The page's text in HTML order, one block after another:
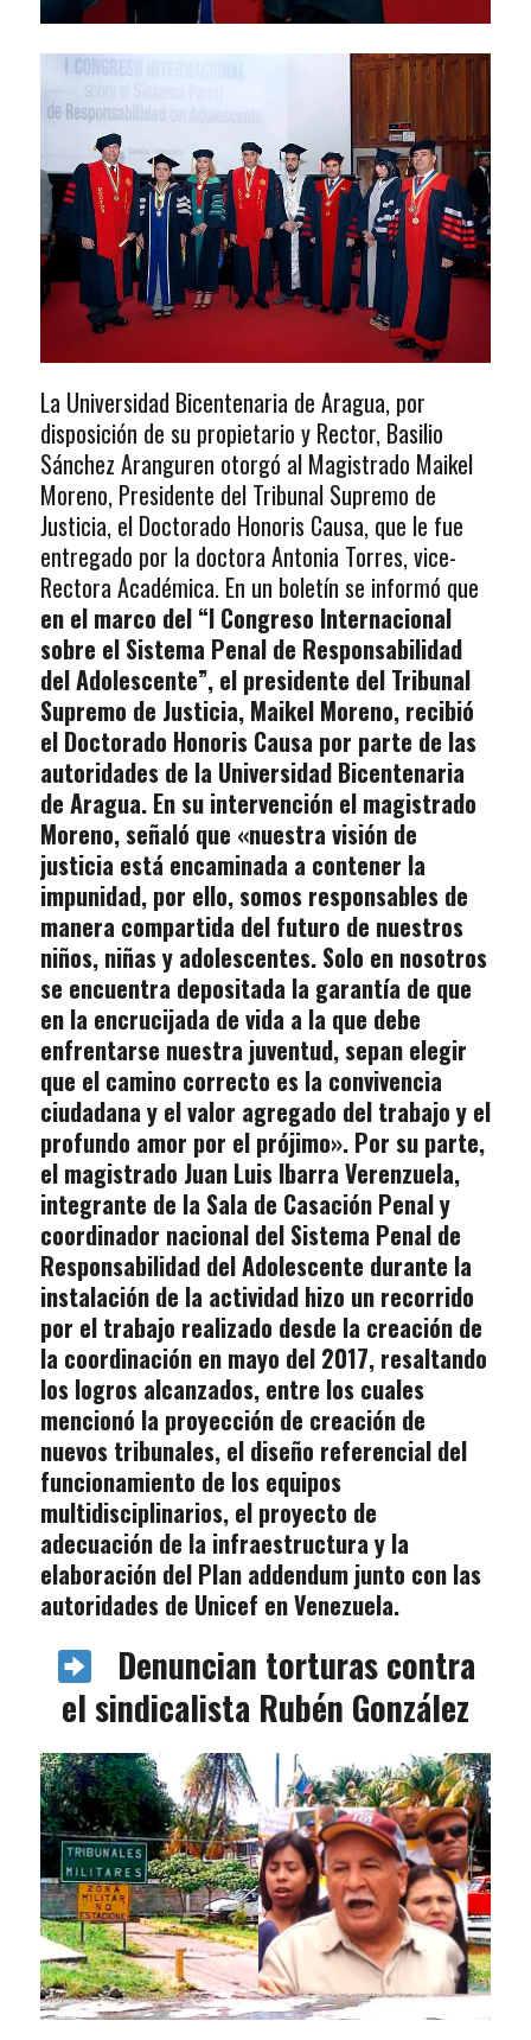
La Universidad Bicentenaria de Aragua, por
disposición de su propietario y Rector, Basilio
Sánchez Aranguren otorgó al Magistrado Maikel
Moreno, Presidente del Tribunal Supremo de
Justicia, el Doctorado Honoris Causa, que le fue
entregado por la doctora Antonia Torres, vice-
Rectora Académica. En un boletín se informó que
en el marco del “I Congreso Internacional
sobre el Sistema Penal de Responsabilidad
del Adolescente”, el presidente del Tribunal
Supremo de Justicia, Maikel Moreno, recibió
el Doctorado Honoris Causa por parte de las
autoridades de la Universidad Bicentenaria
de Aragua. En su intervención el magistrado
Moreno, señaló que «nuestra visión de
justicia está encaminada a contener la
impunidad, por ello, somos responsables de
manera compartida del futuro de nuestros
niños, niñas y adolescentes. Solo en nosotros
se encuentra depositada la garantía de que
en la encrucijada de vida a la que debe
enfrentarse nuestra juventud, sepan elegir
que el camino correcto es la convivencia
ciudadana y el valor agregado del trabajo y el
profundo amor por el prójimo». Por su parte,
el magistrado Juan Luis Ibarra Verenzuela,
integrante de la Sala de Casación Penal y
coordinador nacional del Sistema Penal de
Responsabilidad del Adolescente durante la
instalación de la actividad hizo un recorrido
por el trabajo realizado desde la creación de
la coordinación en mayo del 2017, resaltando
los logros alcanzados, entre los cuales
mencionó la proyección de creación de
nuevos tribunales, el diseño referencial del
funcionamiento de los equipos
multidisciplinarios, el proyecto de
adecuación de la infraestructura y la
elaboración del Plan addendum junto con las
autoridades de Unicef en Venezuela.
Denuncian torturas contra
el sindicalista Rubén González